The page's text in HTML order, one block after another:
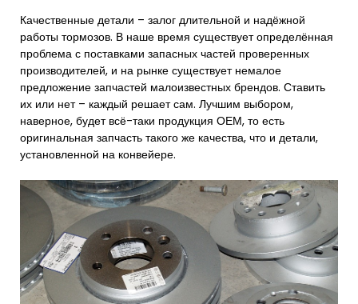
Качественные детали – залог длительной и надёжной
работы тормозов. В наше время существует определённая
проблема с поставками запасных частей проверенных
производителей, и на рынке существует немалое
предложение запчастей малоизвестных брендов. Ставить
их или нет – каждый решает сам. Лучшим выбором,
наверное, будет всё-таки продукция ОЕМ, то есть
оригинальная запчасть такого же качества, что и детали,
установленной на конвейере.